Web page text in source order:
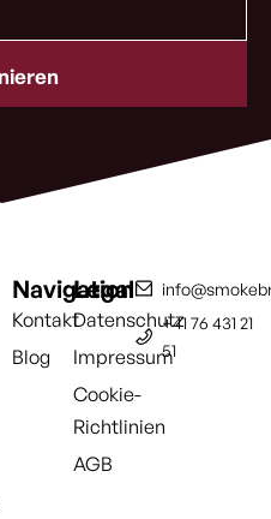
Navigation
Kontakt
Blog
Legal
Datenschutz
Impressum
Cookie-
Richtlinien
AGB
+41 76 431 21
51